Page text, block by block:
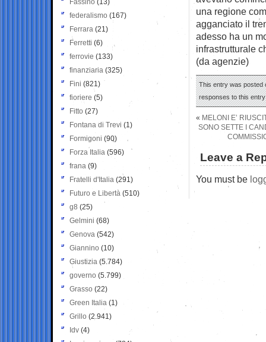
una regione
agganciato il
adesso ha un
infrastrutturale
(da agenzie)
This entry was posted
responses to this
« MELONI E’
SONO SETTE I
Leave a
You must be
Fassino (13)
federalismo (167)
Ferrara (21)
Ferretti (6)
ferrovie (133)
finanziaria (325)
Fini (821)
fioriere (5)
Fitto (27)
Fontana di Trevi (1)
Formigoni (90)
Forza Italia (596)
frana (9)
Fratelli d'Italia (291)
Futuro e Libertà (510)
g8 (25)
Gelmini (68)
Genova (542)
Giannino (10)
Giustizia (5.784)
governo (5.799)
Grasso (22)
Green Italia (1)
Grillo (2.941)
Idv (4)